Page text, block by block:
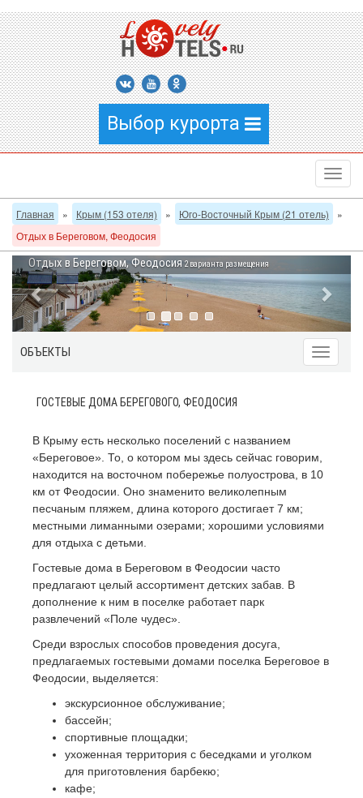
Выбор курорта
Главная » Крым (153 отеля) » Юго-Восточный Крым (21 отель)
»
Отдых в Береговом, Феодосия
Отдых в Береговом, Феодосия 2 варианта размещения
ОБЪЕКТЫ
ГОСТЕВЫЕ ДОМА БЕРЕГОВОГО, ФЕОДОСИЯ
В Крыму есть несколько поселений с названием
«Береговое». То, о котором мы здесь сейчас говорим,
находится на восточном побережье полуострова, в 10
км от Феодосии. Оно знаменито великолепным
песчаным пляжем, длина которого достигает 7 км;
местными лиманными озерами; хорошими условиями
для отдыха с детьми.
Гостевые дома в Береговом в Феодосии часто
предлагают целый ассортимент детских забав. В
дополнение к ним в поселке работает парк
развлечений «Поле чудес».
Среди взрослых способов проведения досуга,
предлагаемых гостевыми домами поселка Береговое в
Феодосии, выделяется:
экскурсионное обслуживание;
бассейн;
спортивные площадки;
ухоженная территория с беседками и уголком
для приготовления барбекю;
кафе;